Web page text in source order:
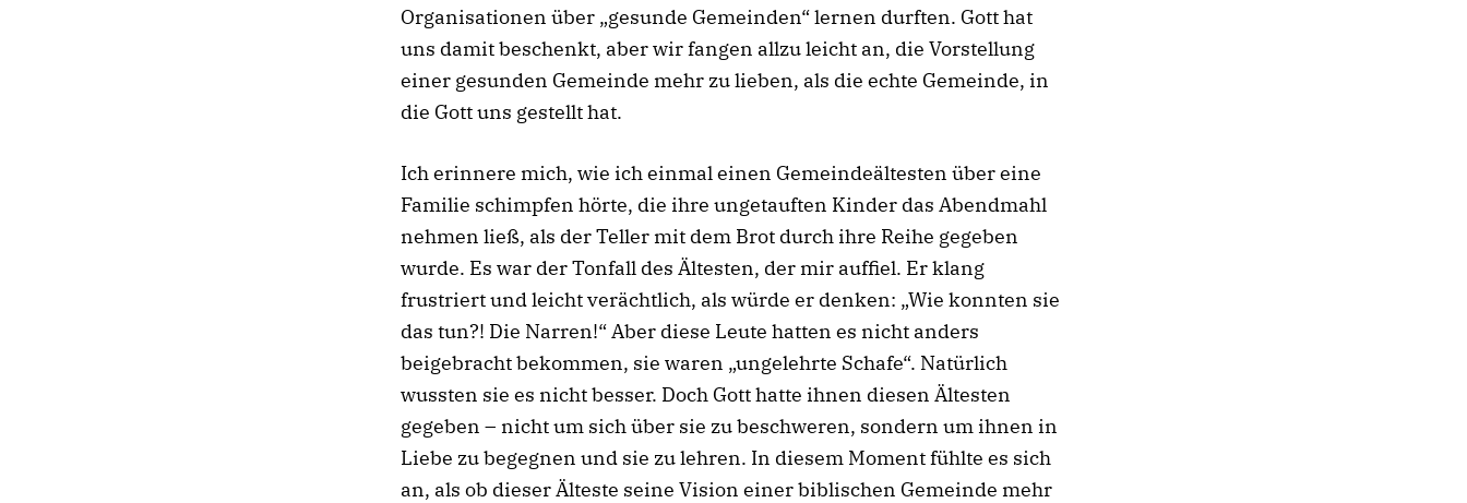
Organisationen über „gesunde Gemeinden“ lernen durften. Gott hat
uns damit beschenkt, aber wir fangen allzu leicht an, die Vorstellung
einer gesunden Gemeinde mehr zu lieben, als die echte Gemeinde, in
die Gott uns gestellt hat.
Ich erinnere mich, wie ich einmal einen Gemeindeältesten über eine
Familie schimpfen hörte, die ihre ungetauften Kinder das Abendmahl
nehmen ließ, als der Teller mit dem Brot durch ihre Reihe gegeben
wurde. Es war der Tonfall des Ältesten, der mir auffiel. Er klang
frustriert und leicht verächtlich, als würde er denken: „Wie konnten sie
das tun?! Die Narren!“ Aber diese Leute hatten es nicht anders
beigebracht bekommen, sie waren „ungelehrte Schafe“. Natürlich
wussten sie es nicht besser. Doch Gott hatte ihnen diesen Ältesten
gegeben – nicht um sich über sie zu beschweren, sondern um ihnen in
Liebe zu begegnen und sie zu lehren. In diesem Moment fühlte es sich
an, als ob dieser Älteste seine Vision einer biblischen Gemeinde mehr